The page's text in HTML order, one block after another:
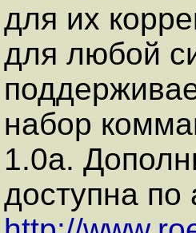
для их
для любой
набор
1.0a.
доступна по